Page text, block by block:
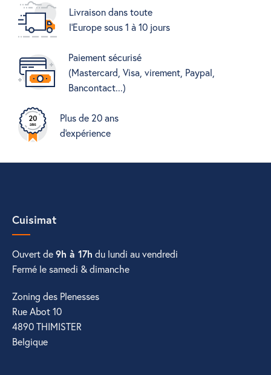
Livraison dans toute
l'Europe sous 1 à 10 jours
Paiement sécurisé
(Mastercard, Visa, virement, Paypal,
Bancontact...)
Plus de 20 ans
d'expérience
Cuisimat
Ouvert de9h à 17h du lundi au vendredi
Fermé le samedi & dimanche
Zoning des Plenesses
Rue Abot 10
4890 THIMISTER
Belgique